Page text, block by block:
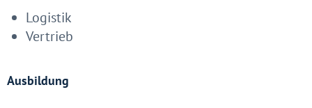
Logistik
Vertrieb
Ausbildung